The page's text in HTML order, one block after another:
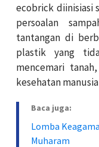
ecobrick diinisiasi
persoalan
tantangan di
plastik yang
mencemari
kesehatan
Baca juga:
Lomba
Muharam